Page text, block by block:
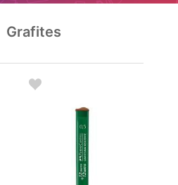
Grafites